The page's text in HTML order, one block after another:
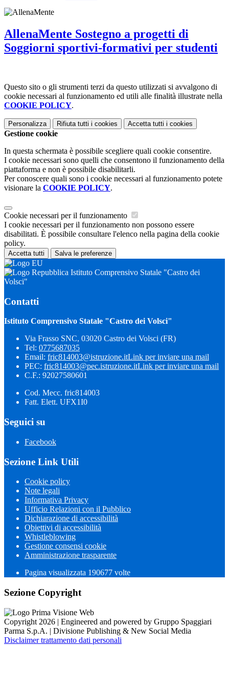
AllenaMente Sostegno a progetti di
Soggiorni sportivi-formativi per studenti
Questo sito o gli strumenti terzi da questo utilizzati si avvalgono di
cookie necessari al funzionamento ed utili alle finalità illustrate nella
COOKIE POLICY.
Personalizza Rifiuta tutti i cookies Accetta tutti i cookies
Gestione cookie
In questa schermata è possibile scegliere quali cookie consentire.
I cookie necessari sono quelli che consentono il funzionamento della
piattaforma e non è possibile disabilitarli.
Per conoscere quali sono i cookie necessari al funzionamento potete
visionare la COOKIE POLICY.
Cookie necessari per il funzionamento
I cookie necessari per il funzionamento non possono essere
disabilitati. È possibile consultare l'elenco nella pagina della cookie
policy.
Accetta tutti Salva le preferenze
Istituto Comprensivo Statale "Castro dei
Volsci"
Contatti
Istituto Comprensivo Statale "Castro dei Volsci"
Via Frasso SNC, 03020 Castro dei Volsci (FR)
Tel: 0775687035
Email: fric814003@istruzione.itLink per inviare una mail
PEC: fric814003@pec.istruzione.itLink per inviare una mail
C.F.: 92027580601
Cod. Mecc. fric814003
Fatt. Elett. UFX1I0
Seguici su
Facebook
Sezione Link Utili
Cookie policy
Note legali
Informativa Privacy
Ufficio Relazioni con il Pubblico
Dichiarazione di accessibilità
Obiettivi di accessibilità
Whistleblowing
Gestione consensi cookie
Amministrazione trasparente
Pagina visualizzata 190677 volte
Sezione Copyright
Copyright 2026 | Engineered and powered by Gruppo Spaggiari
Parma S.p.A. | Divisione Publishing & New Social Media
Disclaimer trattamento dati personali